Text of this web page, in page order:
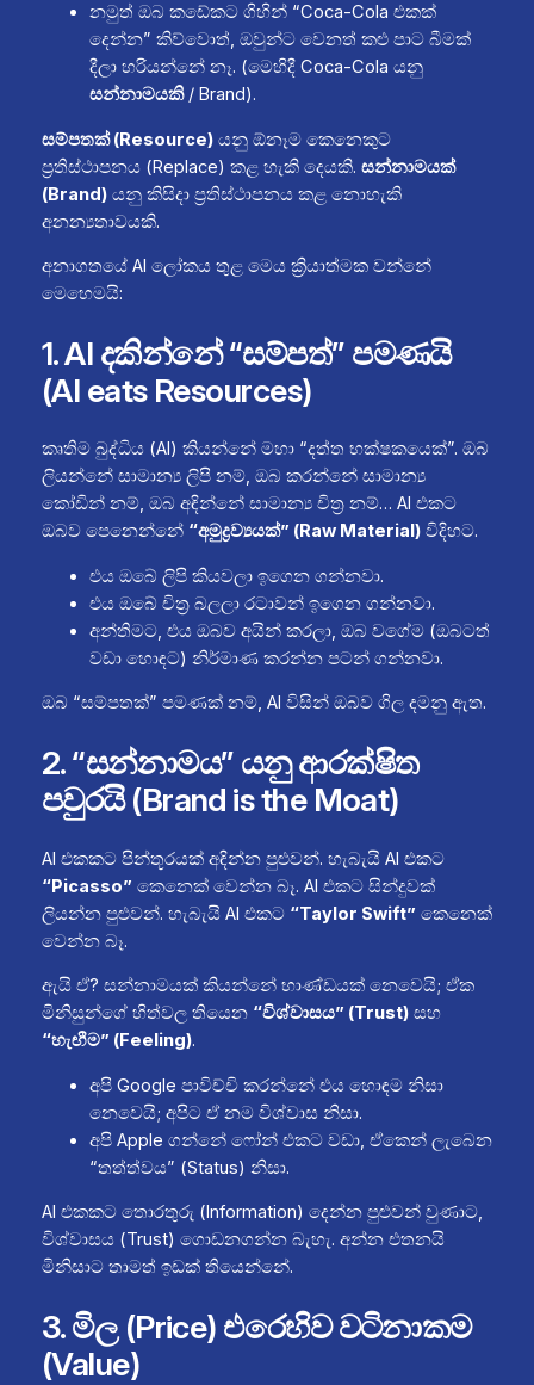
නමුත් ඔබ කඩේකට ගිහින් “Coca-Cola එකක්
දෙන්න” කිව්වොත්, ඔවුන්ට වෙනත් කළු පාට බීමක්
දීලා හරියන්නේ නෑ. (මෙහිදී Coca-Cola යනු
සන්නාමයකි/ Brand).
සම්පතක් (Resource)යනු ඕනෑම කෙනෙකුට
ප්‍රතිස්ථාපනය (Replace) කළ හැකි දෙයකි. සන්නාමයක්
(Brand)යනු කිසිදා ප්‍රතිස්ථාපනය කළ නොහැකි
අනන්‍යතාවයකි.
අනාගතයේ AI ලෝකය තුළ මෙය ක්‍රියාත්මක වන්නේ
මෙහෙමයි:
1. AI දකින්නේ “සම්පත්” පමණයි
(AI eats Resources)
කෘතිම බුද්ධිය (AI) කියන්නේ මහා “දත්ත භක්ෂකයෙක්”. ඔබ
ලියන්නේ සාමාන්‍ය ලිපි නම්, ඔබ කරන්නේ සාමාන්‍ය
කෝඩින් නම්, ඔබ අඳින්නේ සාමාන්‍ය චිත්‍ර නම්… AI එකට
ඔබව පෙනෙන්නේ “අමුද්‍රව්‍යයක්” (Raw Material)විදිහට.
එය ඔබේ ලිපි කියවලා ඉගෙන ගන්නවා.
එය ඔබේ චිත්‍ර බලලා රටාවන් ඉගෙන ගන්නවා.
අන්තිමට, එය ඔබව අයින් කරලා, ඔබ වගේම (ඔබටත්
වඩා හොඳට) නිර්මාණ කරන්න පටන් ගන්නවා.
ඔබ “සම්පතක්” පමණක් නම්, AI විසින් ඔබව ගිල දමනු ඇත.
2. “සන්නාමය” යනු ආරක්ෂිත
පවුරයි (Brand is the Moat)
AI එකකට පින්තූරයක් අඳින්න පුළුවන්. හැබැයි AI එකට
“Picasso” කෙනෙක් වෙන්න බෑ. AI එකට සින්දුවක්
ලියන්න පුළුවන්. හැබැයි AI එකට “Taylor Swift” කෙනෙක්
වෙන්න බෑ.
ඇයි ඒ? සන්නාමයක් කියන්නේ භාණ්ඩයක් නෙවෙයි; ඒක
මිනිසුන්ගේ හිත්වල තියෙන “විශ්වාසය” (Trust)සහ
“හැඟීම” (Feeling).
අපි Google පාවිච්චි කරන්නේ එය හොඳම නිසා
නෙවෙයි; අපිට ඒ නම විශ්වාස නිසා.
අපි Apple ගන්නේ ෆෝන් එකට වඩා, ඒකෙන් ලැබෙන
“තත්ත්වය” (Status) නිසා.
AI එකකට තොරතුරු (Information) දෙන්න පුළුවන් වුණාට,
විශ්වාසය (Trust) ගොඩනගන්න බැහැ. අන්න එතනයි
මිනිසාට තාමත් ඉඩක් තියෙන්නේ.
3. මිල (Price) එරෙහිව වටිනාකම
(Value)